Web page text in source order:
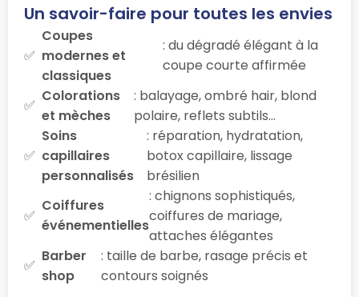
Un savoir-faire pour toutes les envies
Coupes
modernes et
classiques
: du dégradé élégant à la
coupe courte affirmée
Colorations
et mèches
: balayage, ombré hair, blond
polaire, reflets subtils…
Soins
capillaires
personnalisés
: réparation, hydratation,
botox capillaire, lissage
brésilien
Coiffures
événementielles
: chignons sophistiqués,
coiffures de mariage,
attaches élégantes
Barber
shop
: taille de barbe, rasage précis et
contours soignés